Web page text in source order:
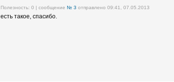
Полезность: 0 | сообщение № 3 отправлено 09:41, 07.05.2013
есть такое, спасибо.